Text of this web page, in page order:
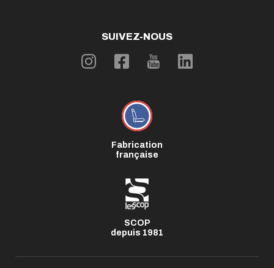
SUIVEZ-NOUS
Fabrication
française
SCOP
depuis 1981